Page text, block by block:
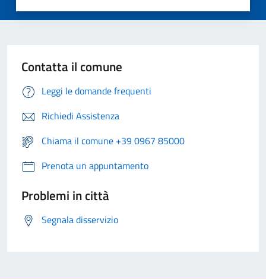
Contatta il comune
Leggi le domande frequenti
Richiedi Assistenza
Chiama il comune +39 0967 85000
Prenota un appuntamento
Problemi in città
Segnala disservizio